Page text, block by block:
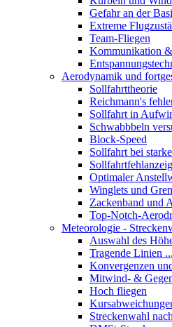
Gefahr an der
Extreme
Team-Fliegen
Kommunikation
Aerodynamik und
Sollfahrttheorie
Reichmann's
Sollfahrt in
Schwabbbeln
Block-Speed
Sollfahrt bei
Optimaler
Winglets und
Zackenband und
Top-Notch-
Meteorologie -
Auswahl des
Tragende Linien ...
Konvergenzen
Mitwind- &
Hoch fliegen
Streckenwahl